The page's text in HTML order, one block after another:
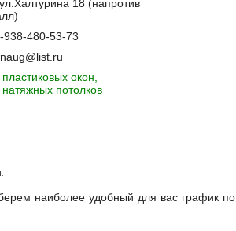
18 (напротив
938-480-53-73
окон,
потолков
наиболее удобный для вас график по